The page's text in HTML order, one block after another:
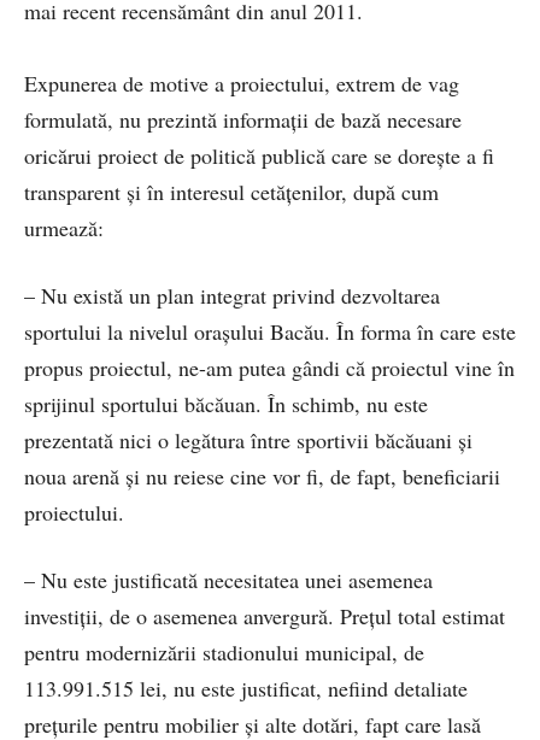
mai recent recensământ din anul 2011.
Expunerea de motive a proiectului, extrem de vag
formulată, nu prezintă informații de bază necesare
oricărui proiect de politică publică care se dorește a fi
transparent și în interesul cetățenilor, după cum
urmează:
– Nu există un plan integrat privind dezvoltarea
sportului la nivelul orașului Bacău. În forma în care este
propus proiectul, ne-am putea gândi că proiectul vine în
sprijinul sportului băcăuan. În schimb, nu este
prezentată nici o legătura între sportivii băcăuani și
noua arenă și nu reiese cine vor fi, de fapt, beneficiarii
proiectului.
– Nu este justificată necesitatea unei asemenea
investiții, de o asemenea anvergură. Prețul total estimat
pentru modernizării stadionului municipal, de
113.991.515 lei, nu este justificat, nefiind detaliate
prețurile pentru mobilier și alte dotări, fapt care lasă